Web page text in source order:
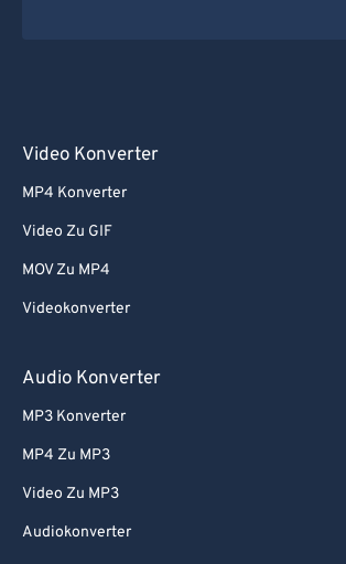
Video Konverter
MP4 Konverter
Video Zu GIF
MOV Zu MP4
Videokonverter
Audio Konverter
MP3 Konverter
MP4 Zu MP3
Video Zu MP3
Audiokonverter